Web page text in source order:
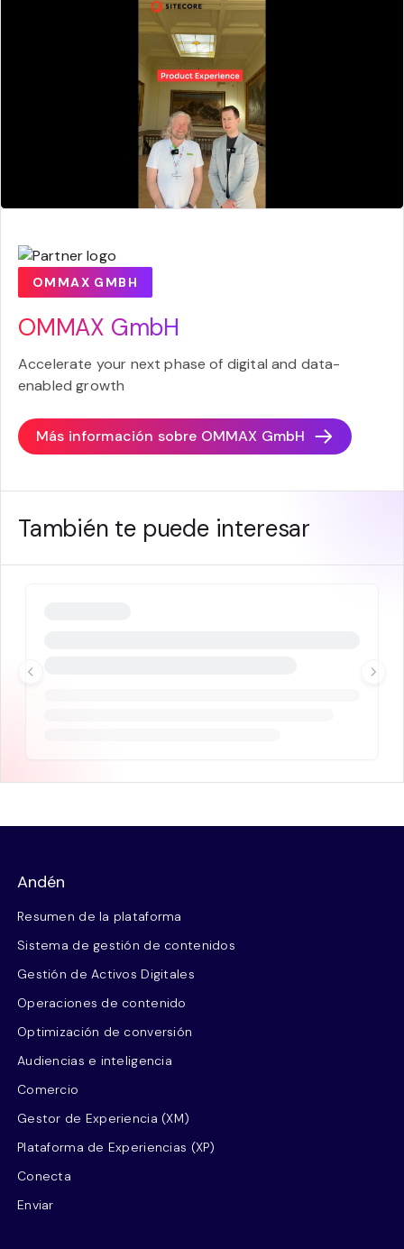
OMMAX GMBH
OMMAX GmbH
Accelerate your next phase of digital and data-
enabled growth
Más información sobre OMMAX GmbH
También te puede interesar
Andén
Resumen de la plataforma
Sistema de gestión de contenidos
Gestión de Activos Digitales
Operaciones de contenido
Optimización de conversión
Audiencias e inteligencia
Comercio
Gestor de Experiencia (XM)
Plataforma de Experiencias (XP)
Conecta
Enviar